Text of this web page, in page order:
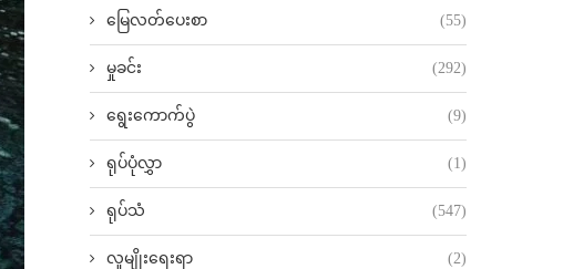
မြေလတ်ပေးစာ (55)
မှုခင်း (292)
ရွေးကောက်ပွဲ (9)
ရုပ်ပုံလွှာ (1)
ရုပ်သံ (547)
လူမျိုးရေးရာ (2)